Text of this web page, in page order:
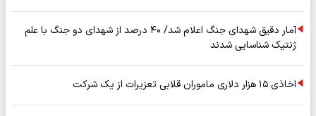
آمار دقیق شهدای جنگ اعلام شد/ ۴۰ درصد از شهدای دو جنگ با علم
ژنتیک شناسایی شدند
اخاذی ۱۵ هزار دلاری ماموران قلابی تعزیرات از یک شرکت